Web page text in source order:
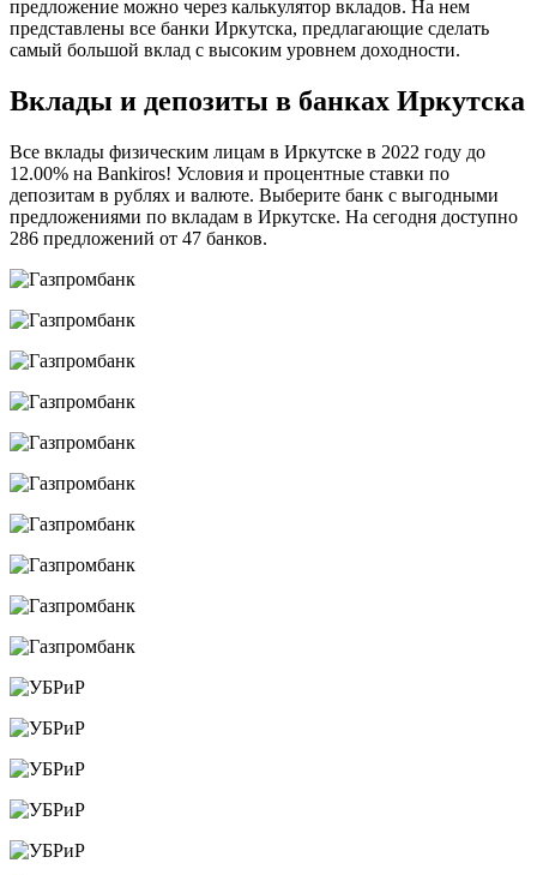
предложение можно через калькулятор вкладов. На нем
представлены все банки Иркутска, предлагающие сделать
самый большой вклад с высоким уровнем доходности.
Вклады и депозиты в банках Иркутска
Все вклады физическим лицам в Иркутске в 2022 году до
12.00% на Bankiros! Условия и процентные ставки по
депозитам в рублях и валюте. Выберите банк с выгодными
предложениями по вкладам в Иркутске. На сегодня доступно
286 предложений от 47 банков.